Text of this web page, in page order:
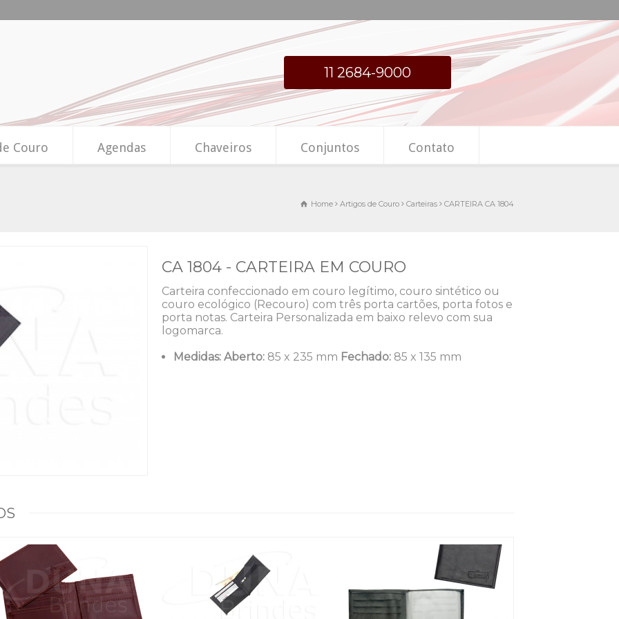
11 2684-9000
Couro Agendas Chaveiros Conjuntos Contato
Home Artigos de Couro Carteiras CARTEIRA CA 1804
CA 1804 - CARTEIRA EM COURO
Carteira confeccionado em couro legítimo, couro sintético ou
couro ecológico (Recouro) com três porta cartões, porta fotos e
porta notas. Carteira Personalizada em baixo relevo com sua
logomarca.
Medidas: Aberto: 85 x 235 mm Fechado: 85 x 135 mm